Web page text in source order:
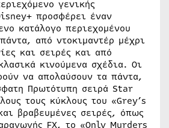
γενικής
προσφέρει έναν
κατάλογο περιεχομένου
από ντοκιμαντέρ μέχρι
και σειρές και από
κινούμενα σχέδια. Οι
να απολαύσουν τα πάντα,
Πρωτότυπη σειρά Star
τους κύκλους του «Grey’s
βραβευμένες σειρές, όπως
FX, το «Only Murders